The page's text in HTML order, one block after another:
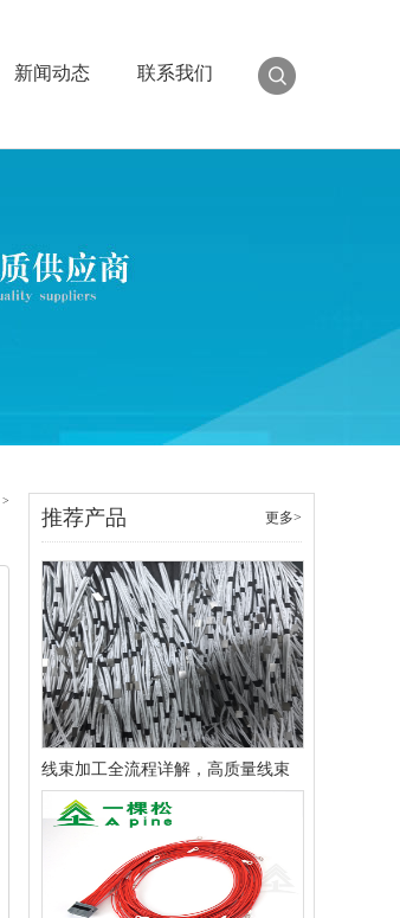
新闻动态 联系我们
更多>
推荐产品
线束加工全流程详解，高质量线束
是怎样制造出来的？
>